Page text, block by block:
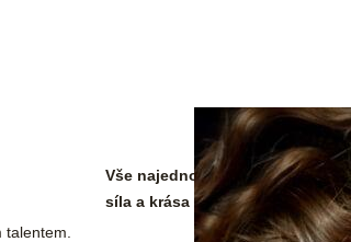
Vše najednou utichne a oči
síla a krása září natolik, že